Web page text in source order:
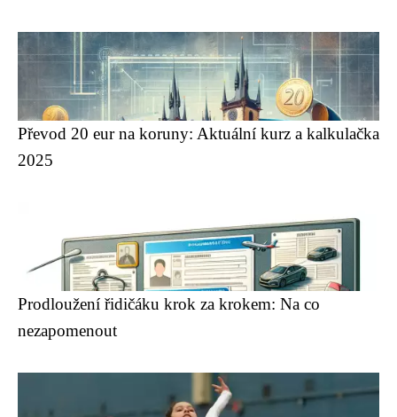
Převod 20 eur na koruny: Aktuální kurz a kalkulačka
2025
Prodloužení řidičáku krok za krokem: Na co
nezapomenout